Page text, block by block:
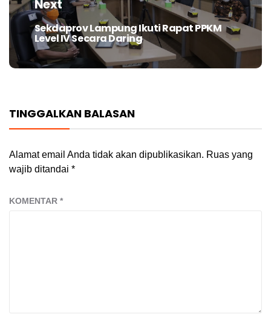
Next
Next
post:
Sekdaprov Lampung Ikuti Rapat PPKM
Level IV Secara Daring
TINGGALKAN BALASAN
Alamat email Anda tidak akan dipublikasikan. Ruas yang
wajib ditandai *
KOMENTAR *